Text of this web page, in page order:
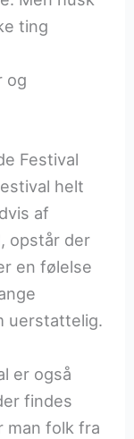
ting
og
Festival
helt
af
opstår der
en følelse
uerstattelig.
er også
findes
man folk fra